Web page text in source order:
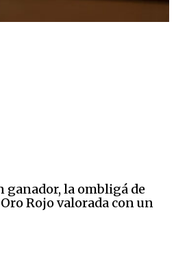
ganador, la ombligá de
Rojo valorada con un